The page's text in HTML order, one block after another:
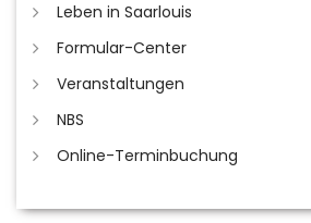
Leben in Saarlouis
Formular-Center
Veranstaltungen
NBS
Online-Terminbuchung